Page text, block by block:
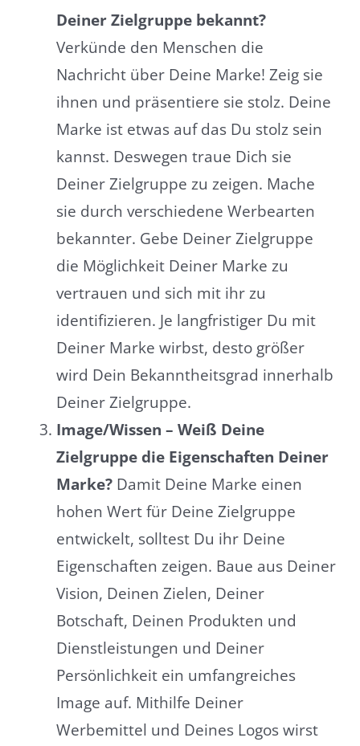
Deiner Zielgruppe bekannt?
Verkünde den Menschen die
Nachricht über Deine Marke! Zeig sie
ihnen und präsentiere sie stolz. Deine
Marke ist etwas auf das Du stolz sein
kannst. Deswegen traue Dich sie
Deiner Zielgruppe zu zeigen. Mache
sie durch verschiedene Werbearten
bekannter. Gebe Deiner Zielgruppe
die Möglichkeit Deiner Marke zu
vertrauen und sich mit ihr zu
identifizieren. Je langfristiger Du mit
Deiner Marke wirbst, desto größer
wird Dein Bekanntheitsgrad innerhalb
Deiner Zielgruppe.
Image/Wissen – Weiß Deine
Zielgruppe die Eigenschaften Deiner
Marke?Damit Deine Marke einen
hohen Wert für Deine Zielgruppe
entwickelt, solltest Du ihr Deine
Eigenschaften zeigen. Baue aus Deiner
Vision, Deinen Zielen, Deiner
Botschaft, Deinen Produkten und
Dienstleistungen und Deiner
Persönlichkeit ein umfangreiches
Image auf. Mithilfe Deiner
Werbemittel und Deines Logos wirst